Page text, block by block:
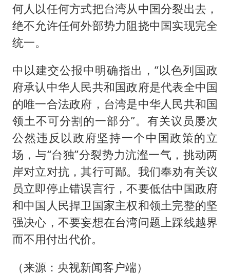
何人以任何方式把台湾从中国分裂出去，
绝不允许任何外部势力阻挠中国实现完全
统一。
中以建交公报中明确指出，“以色列国政
府承认中华人民共和国政府是代表全中国
的唯一合法政府，台湾是中华人民共和国
领土不可分割的一部分”。有关议员屡次
公然违反以政府坚持一个中国政策的立
场，与“台独”分裂势力沆瀣一气，挑动两
岸对立对抗，其行可鄙。我们奉劝有关议
员立即停止错误言行，不要低估中国政府
和中国人民捍卫国家主权和领土完整的坚
强决心，不要妄想在台湾问题上踩线越界
而不用付出代价。
（来源：央视新闻客户端）